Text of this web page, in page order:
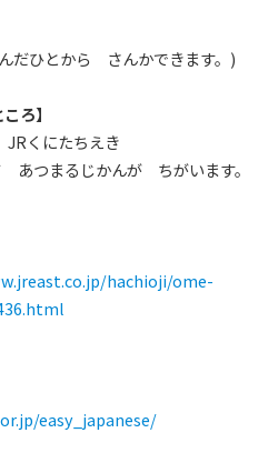
ひとから さんかできます。)
ろ】
くにたちえき
あつまるじかんが ちがいます。
hachioji/ome-
easy_japanese/